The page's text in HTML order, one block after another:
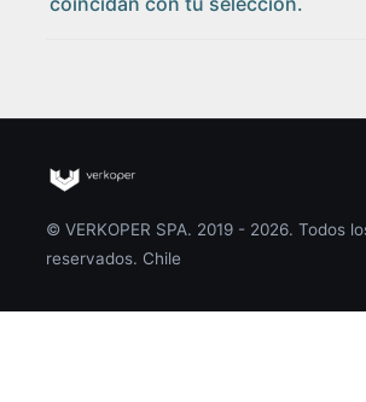
© VERKOPER SPA. 2019 - 2026. Todos
reservados. Chile